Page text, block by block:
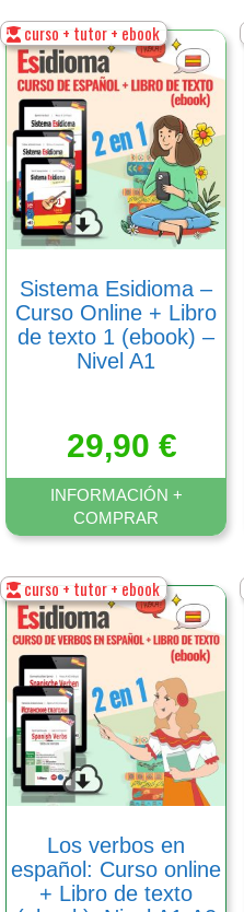
curso + tutor + ebook
Sistema Esidioma –
Сurso Online + Libro
de texto 1 (ebook) –
Nivel A1
29,90 €
INFORMACIÓN +
COMPRAR
Este
producto
tiene
múltiples
variantes.
Las
opciones
se
pueden
elegir
página
de
curso + tutor + ebook
Los verbos en
español: Curso online
+ Libro de texto
Este
producto
tiene
múltiples
variantes.
Las
opciones
pueden
elegir
página